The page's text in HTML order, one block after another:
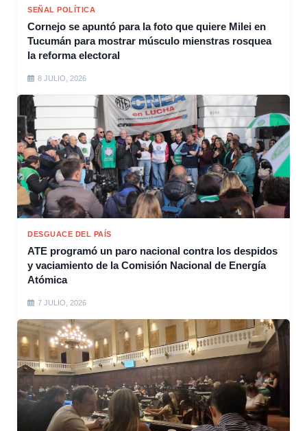
SEÑAL POLÍTICA
Cornejo se apuntó para la foto que quiere Milei en
Tucumán para mostrar músculo mienstras rosquea
la reforma electoral
8 JULIO, 2026
DESGUACE DEL PAÍS
ATE programó un paro nacional contra los despidos
y vaciamiento de la Comisión Nacional de Energía
Atómica
7 JULIO, 2026